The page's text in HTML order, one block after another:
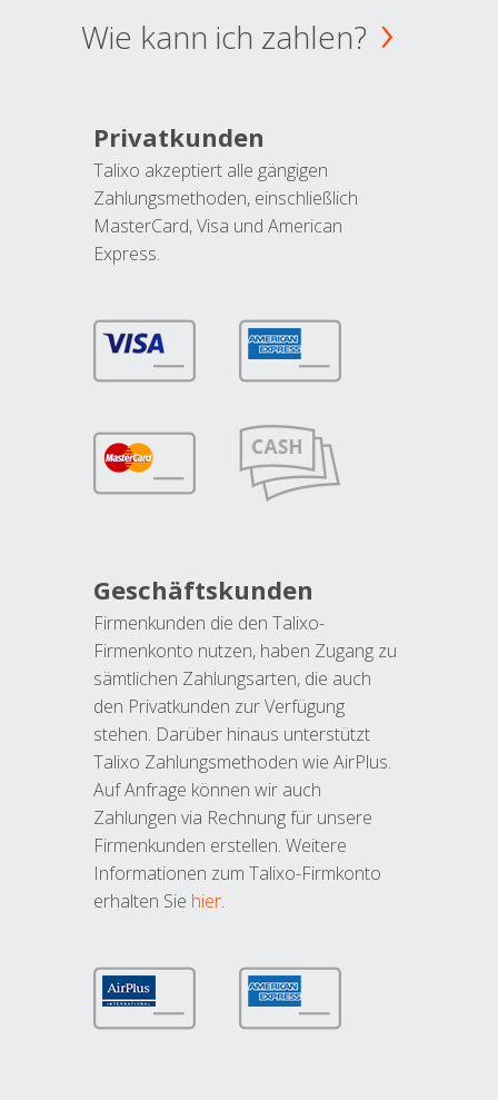
Wie kann ich zahlen?
Privatkunden
Talixo akzeptiert alle gängigen
Zahlungsmethoden, einschließlich
MasterCard, Visa und American
Express.
Geschäftskunden
Firmenkunden die den Talixo-
Firmenkonto nutzen, haben Zugang zu
sämtlichen Zahlungsarten, die auch
den Privatkunden zur Verfügung
stehen. Darüber hinaus unterstützt
Talixo Zahlungsmethoden wie AirPlus.
Auf Anfrage können wir auch
Zahlungen via Rechnung für unsere
Firmenkunden erstellen. Weitere
Informationen zum Talixo-Firmkonto
erhalten Sie hier.